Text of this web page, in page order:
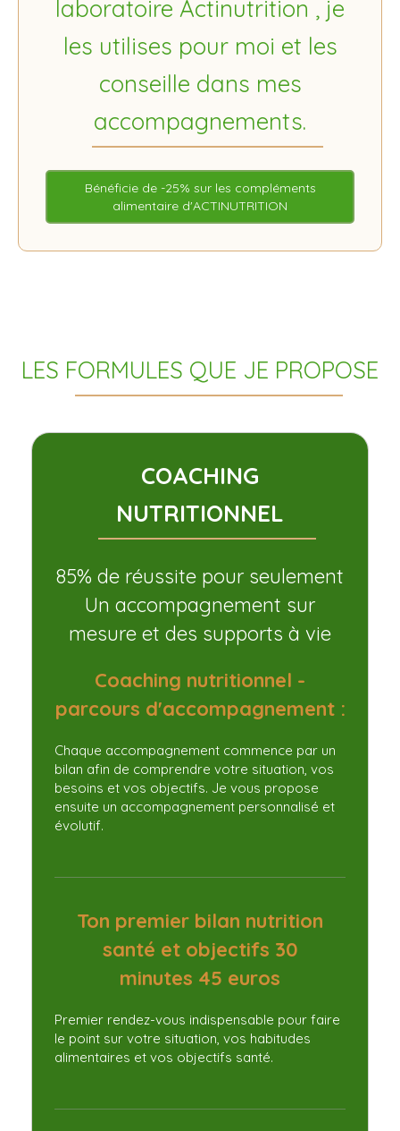
laboratoire Actinutrition , je
les utilises pour moi et les
conseille dans mes
accompagnements.
Bénéficie de -25% sur les compléments
alimentaire d'ACTINUTRITION
LES FORMULES QUE JE PROPOSE
COACHING
NUTRITIONNEL
85% de réussite pour seulement
Un accompagnement sur
mesure et des supports à vie
Coaching nutritionnel -
parcours d'accompagnement :
Chaque accompagnement commence par un
bilan afin de comprendre votre situation, vos
besoins et vos objectifs. Je vous propose
ensuite un accompagnement personnalisé et
évolutif.
Ton premier bilan nutrition
santé et objectifs 30
minutes 45 euros
Premier rendez-vous indispensable pour faire
le point sur votre situation, vos habitudes
alimentaires et vos objectifs santé.